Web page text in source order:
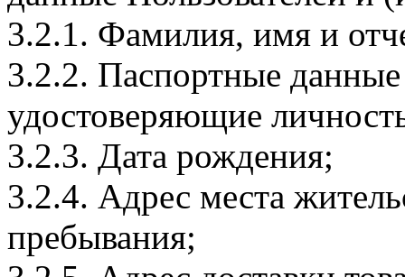
3.2.1. Фамилия, имя и
3.2.2. Паспортные
удостоверяющие
3.2.3. Дата рождения;
3.2.4. Адрес места
пребывания;